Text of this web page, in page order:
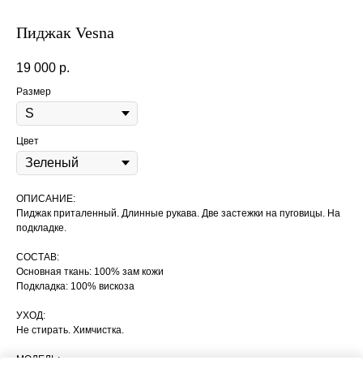
Пиджак Vesna
19 000 р.
Размер
Цвет
ОПИСАНИЕ:
Пиджак приталенный. Длинные рукава. Две застежки на пуговицы. На
подкладке.
СОСТАВ:
Основная ткань: 100% зам кожи
Подкладка: 100% вискоза
УХОД:
Не стирать. Химчистка.
МОДЕЛЬ: